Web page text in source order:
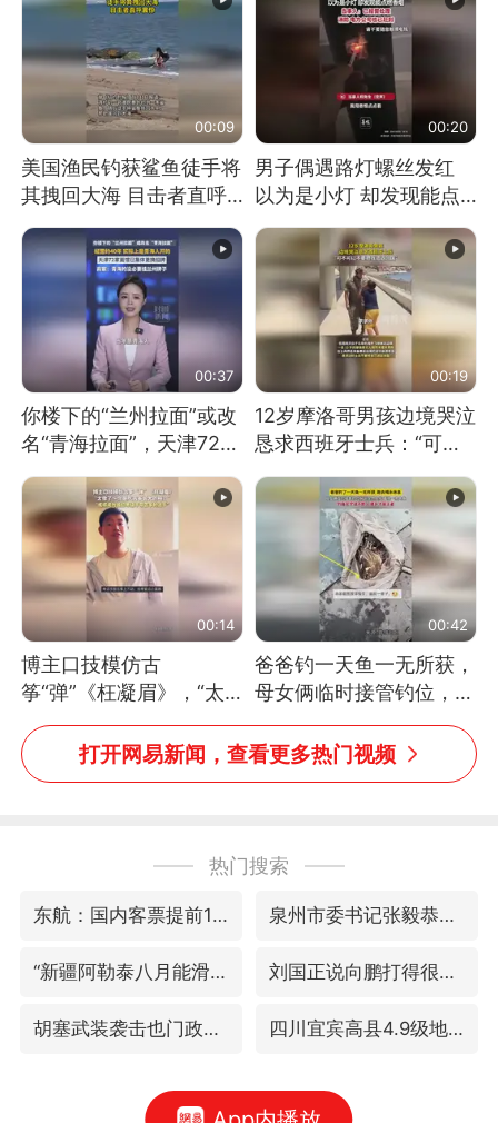
00:09
美国渔民钓获鲨鱼徒手将
其拽回大海 目击者直呼
震惊 （视频来源：参考
消息）
00:20
男子偶遇路灯螺丝发红
以为是小灯 却发现能点
燃香烟 当事人：已报警
处理
00:37
你楼下的“兰州拉面”或改
名“青海拉面”，天津72家
面馆已集体更换招牌
00:19
12岁摩洛哥男孩边境哭泣
恳求西班牙士兵：“可不
可以不要把我遣返回国”
00:14
博主口技模仿古
筝“弹”《枉凝眉》，“太
像了～你是吃古筝长大的
吗？”“或将成为首位考级
不带古筝的选手。”（来
00:42
爸爸钓一天鱼一无所获，
母女俩临时接管钓位，用
玩具鱼竿钓上大鱼
打开网易新闻，查看更多热门视频
热门搜索
东航：国内客票提前14天免费退改 泉州市委书记张毅恭被查
“新疆阿勒泰八月能滑雪”不实 刘国正说向鹏打得很窝囊
胡塞武装袭击也门政府军军营 四川宜宾高县4.9级地震致1死